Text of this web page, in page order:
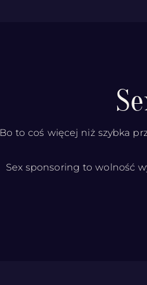
Bo to coś więcej niż szybka
Sex sponsoring to wolność